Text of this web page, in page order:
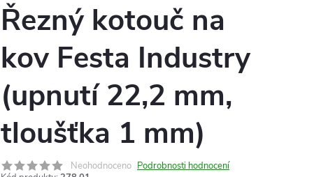
Řezný kotouč na
kov Festa Industry
(upnutí 22,2 mm,
tloušťka 1 mm)
Neohodnoceno Podrobnosti hodnocení